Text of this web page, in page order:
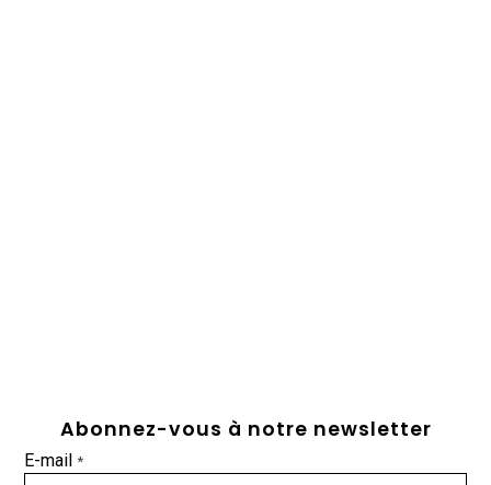
Abonnez-vous à notre newsletter
E-mail*